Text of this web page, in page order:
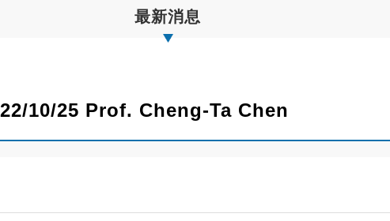
最新消息
10/25 Prof. Cheng-Ta Chen